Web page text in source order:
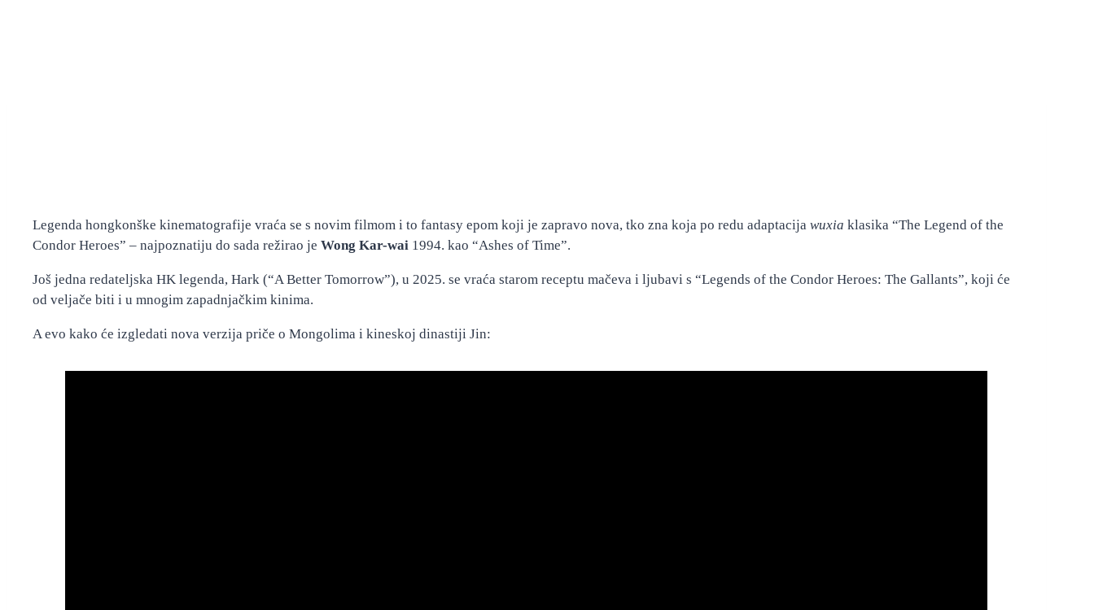
Legenda hongkonške kinematografije vraća se s novim filmom i to fantasy epom koji je zapravo nova, tko zna koja po redu adaptacija wuxia klasika “The Legend of the
Condor Heroes” – najpoznatiju do sada režirao je Wong Kar-wai 1994. kao “Ashes of Time”.
Još jedna redateljska HK legenda, Hark (“A Better Tomorrow”), u 2025. se vraća starom receptu mačeva i ljubavi s “Legends of the Condor Heroes: The Gallants”, koji će
od veljače biti i u mnogim zapadnjačkim kinima.
A evo kako će izgledati nova verzija priče o Mongolima i kineskoj dinastiji Jin: